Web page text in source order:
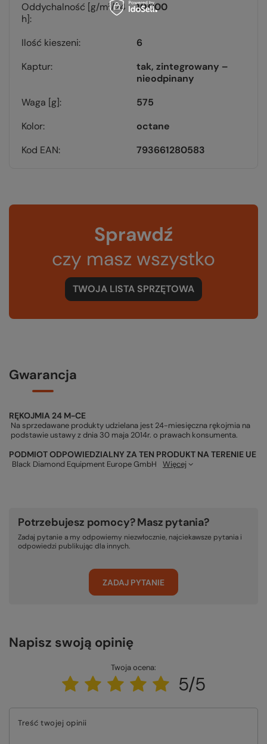
Oddychalność [g/m²/24
h]
10.000
Ilość kieszeni
6
Kaptur
tak, zintegrowany –
nieodpinany
Waga [g]
575
Kolor
octane
Kod EAN
793661280583
Sprawdź
czy masz wszystko
TWOJA LISTA SPRZĘTOWA
Gwarancja
RĘKOJMIA 24 M-CE
Na sprzedawane produkty udzielana jest 24-miesięczna rękojmia na
podstawie ustawy z dnia 30 maja 2014r. o prawach konsumenta.
PODMIOT ODPOWIEDZIALNY ZA TEN PRODUKT NA TERENIE UE
Black Diamond Equipment Europe GmbH Więcej
Potrzebujesz pomocy? Masz pytania?
Zadaj pytanie a my odpowiemy niezwłocznie, najciekawsze pytania i
odpowiedzi publikując dla innych.
ZADAJ PYTANIE
Napisz swoją opinię
Twoja ocena:
5/5
Treść twojej opinii